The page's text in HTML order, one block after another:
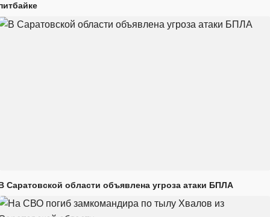
Саратовской области объявлена угроза атаки БПЛА